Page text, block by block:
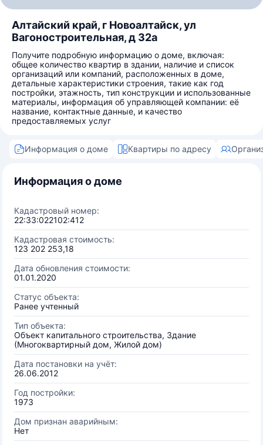
Алтайский край, г Новоалтайск, ул
Вагоностроительная, д 32а
Получите подробную информацию о доме, включая:
общее количество квартир в здании, наличие и список
организаций или компаний, расположенных в доме,
детальные характеристики строения, такие как год
постройки, этажность, тип конструкции и использованные
материалы, информация об управляющей компании: её
название, контактные данные, и качество
предоставляемых услуг
Информация о доме Квартиры по адресу
Информация о доме
Кадастровый номер:
22:33:022102:412
Кадастровая стоимость:
123 202 253,18
Дата обновления стоимости:
01.01.2020
Статус объекта:
Ранее учтенный
Тип объекта:
Объект капитального строительства, Здание
(Многоквартирный дом, Жилой дом)
Дата постановки на учёт:
26.06.2012
Год постройки:
1973
Дом признан аварийным:
Нет